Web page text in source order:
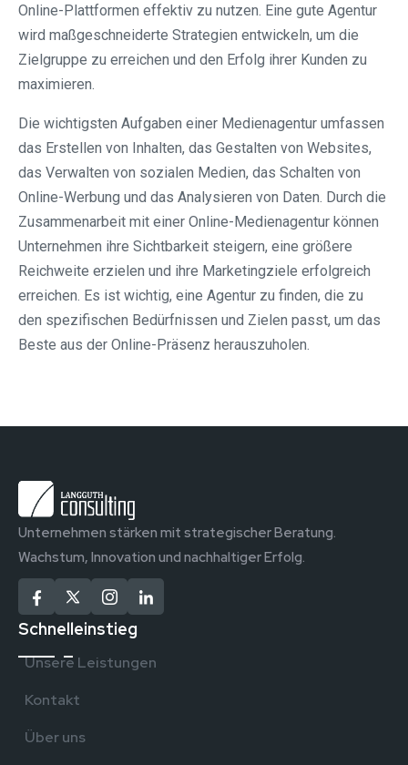
Online-Plattformen effektiv zu nutzen. Eine gute Agentur
wird maßgeschneiderte Strategien entwickeln, um die
Zielgruppe zu erreichen und den Erfolg ihrer Kunden zu
maximieren.
Die wichtigsten Aufgaben einer Medienagentur umfassen
das Erstellen von Inhalten, das Gestalten von Websites,
das Verwalten von sozialen Medien, das Schalten von
Online-Werbung und das Analysieren von Daten. Durch die
Zusammenarbeit mit einer Online-Medienagentur können
Unternehmen ihre Sichtbarkeit steigern, eine größere
Reichweite erzielen und ihre Marketingziele erfolgreich
erreichen. Es ist wichtig, eine Agentur zu finden, die zu
den spezifischen Bedürfnissen und Zielen passt, um das
Beste aus der Online-Präsenz herauszuholen.
Unternehmen stärken mit strategischer Beratung.
Wachstum, Innovation und nachhaltiger Erfolg.
Schnelleinstieg
Unsere Leistungen
Kontakt
Über uns